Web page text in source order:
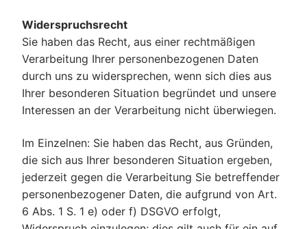
Widerspruchsrecht
Sie haben das Recht, aus einer rechtmäßigen
Verarbeitung Ihrer personenbezogenen Daten
durch uns zu widersprechen, wenn sich dies aus
Ihrer besonderen Situation begründet und unsere
Interessen an der Verarbeitung nicht überwiegen.
Im Einzelnen: Sie haben das Recht, aus Gründen,
die sich aus Ihrer besonderen Situation ergeben,
jederzeit gegen die Verarbeitung Sie betreffender
personenbezogener Daten, die aufgrund von Art.
6 Abs. 1 S. 1 e) oder f) DSGVO erfolgt,